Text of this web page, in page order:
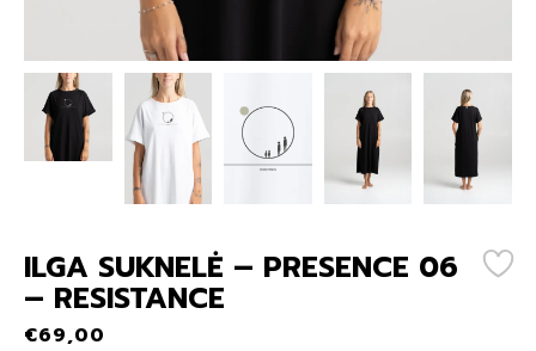
ILGA SUKNELĖ – PRESENCE 06
– RESISTANCE
€69,00